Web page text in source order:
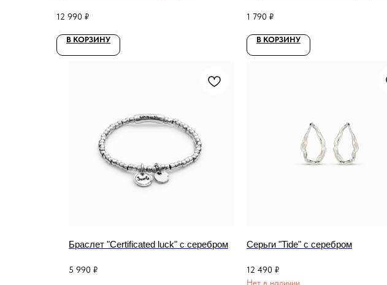
12 990 ₽
В КОРЗИНУ
1 790 ₽
В КОРЗИНУ
Браслет "Certificated luck" с серебром
5 990 ₽
Серьги "Tide" с серебром
12 490 ₽
Нет в наличии